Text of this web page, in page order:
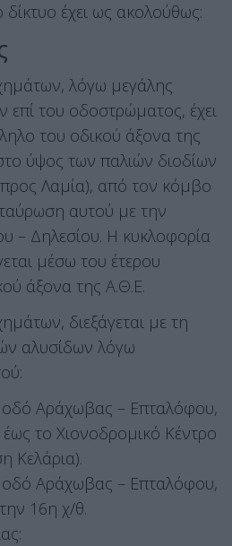
έχει ως ακολούθως:
λόγω μεγάλης
του οδοστρώματος, έχει
του οδικού άξονα της
ύψος των παλιών διοδίων
Λαμία), από τον κόμβο
αυτού με την
– Δηλεσίου. Η κυκλοφορία
μέσω του έτερου
άξονα της Α.Θ.Ε.
διεξάγεται με τη
αλυσίδων λόγω
οδό Αράχωβας – Επταλόφου,
το Χιονοδρομικό Κέντρο
Κελάρια).
οδό Αράχωβας – Επταλόφου,
16η χ/θ.